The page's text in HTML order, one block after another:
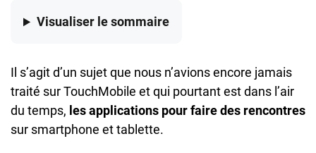
Visualiser le sommaire
Il s’agit d’un sujet que nous n’avions encore jamais
traité sur TouchMobile et qui pourtant est dans l’air
du temps, les applications pour faire des rencontres
sur smartphone et tablette.